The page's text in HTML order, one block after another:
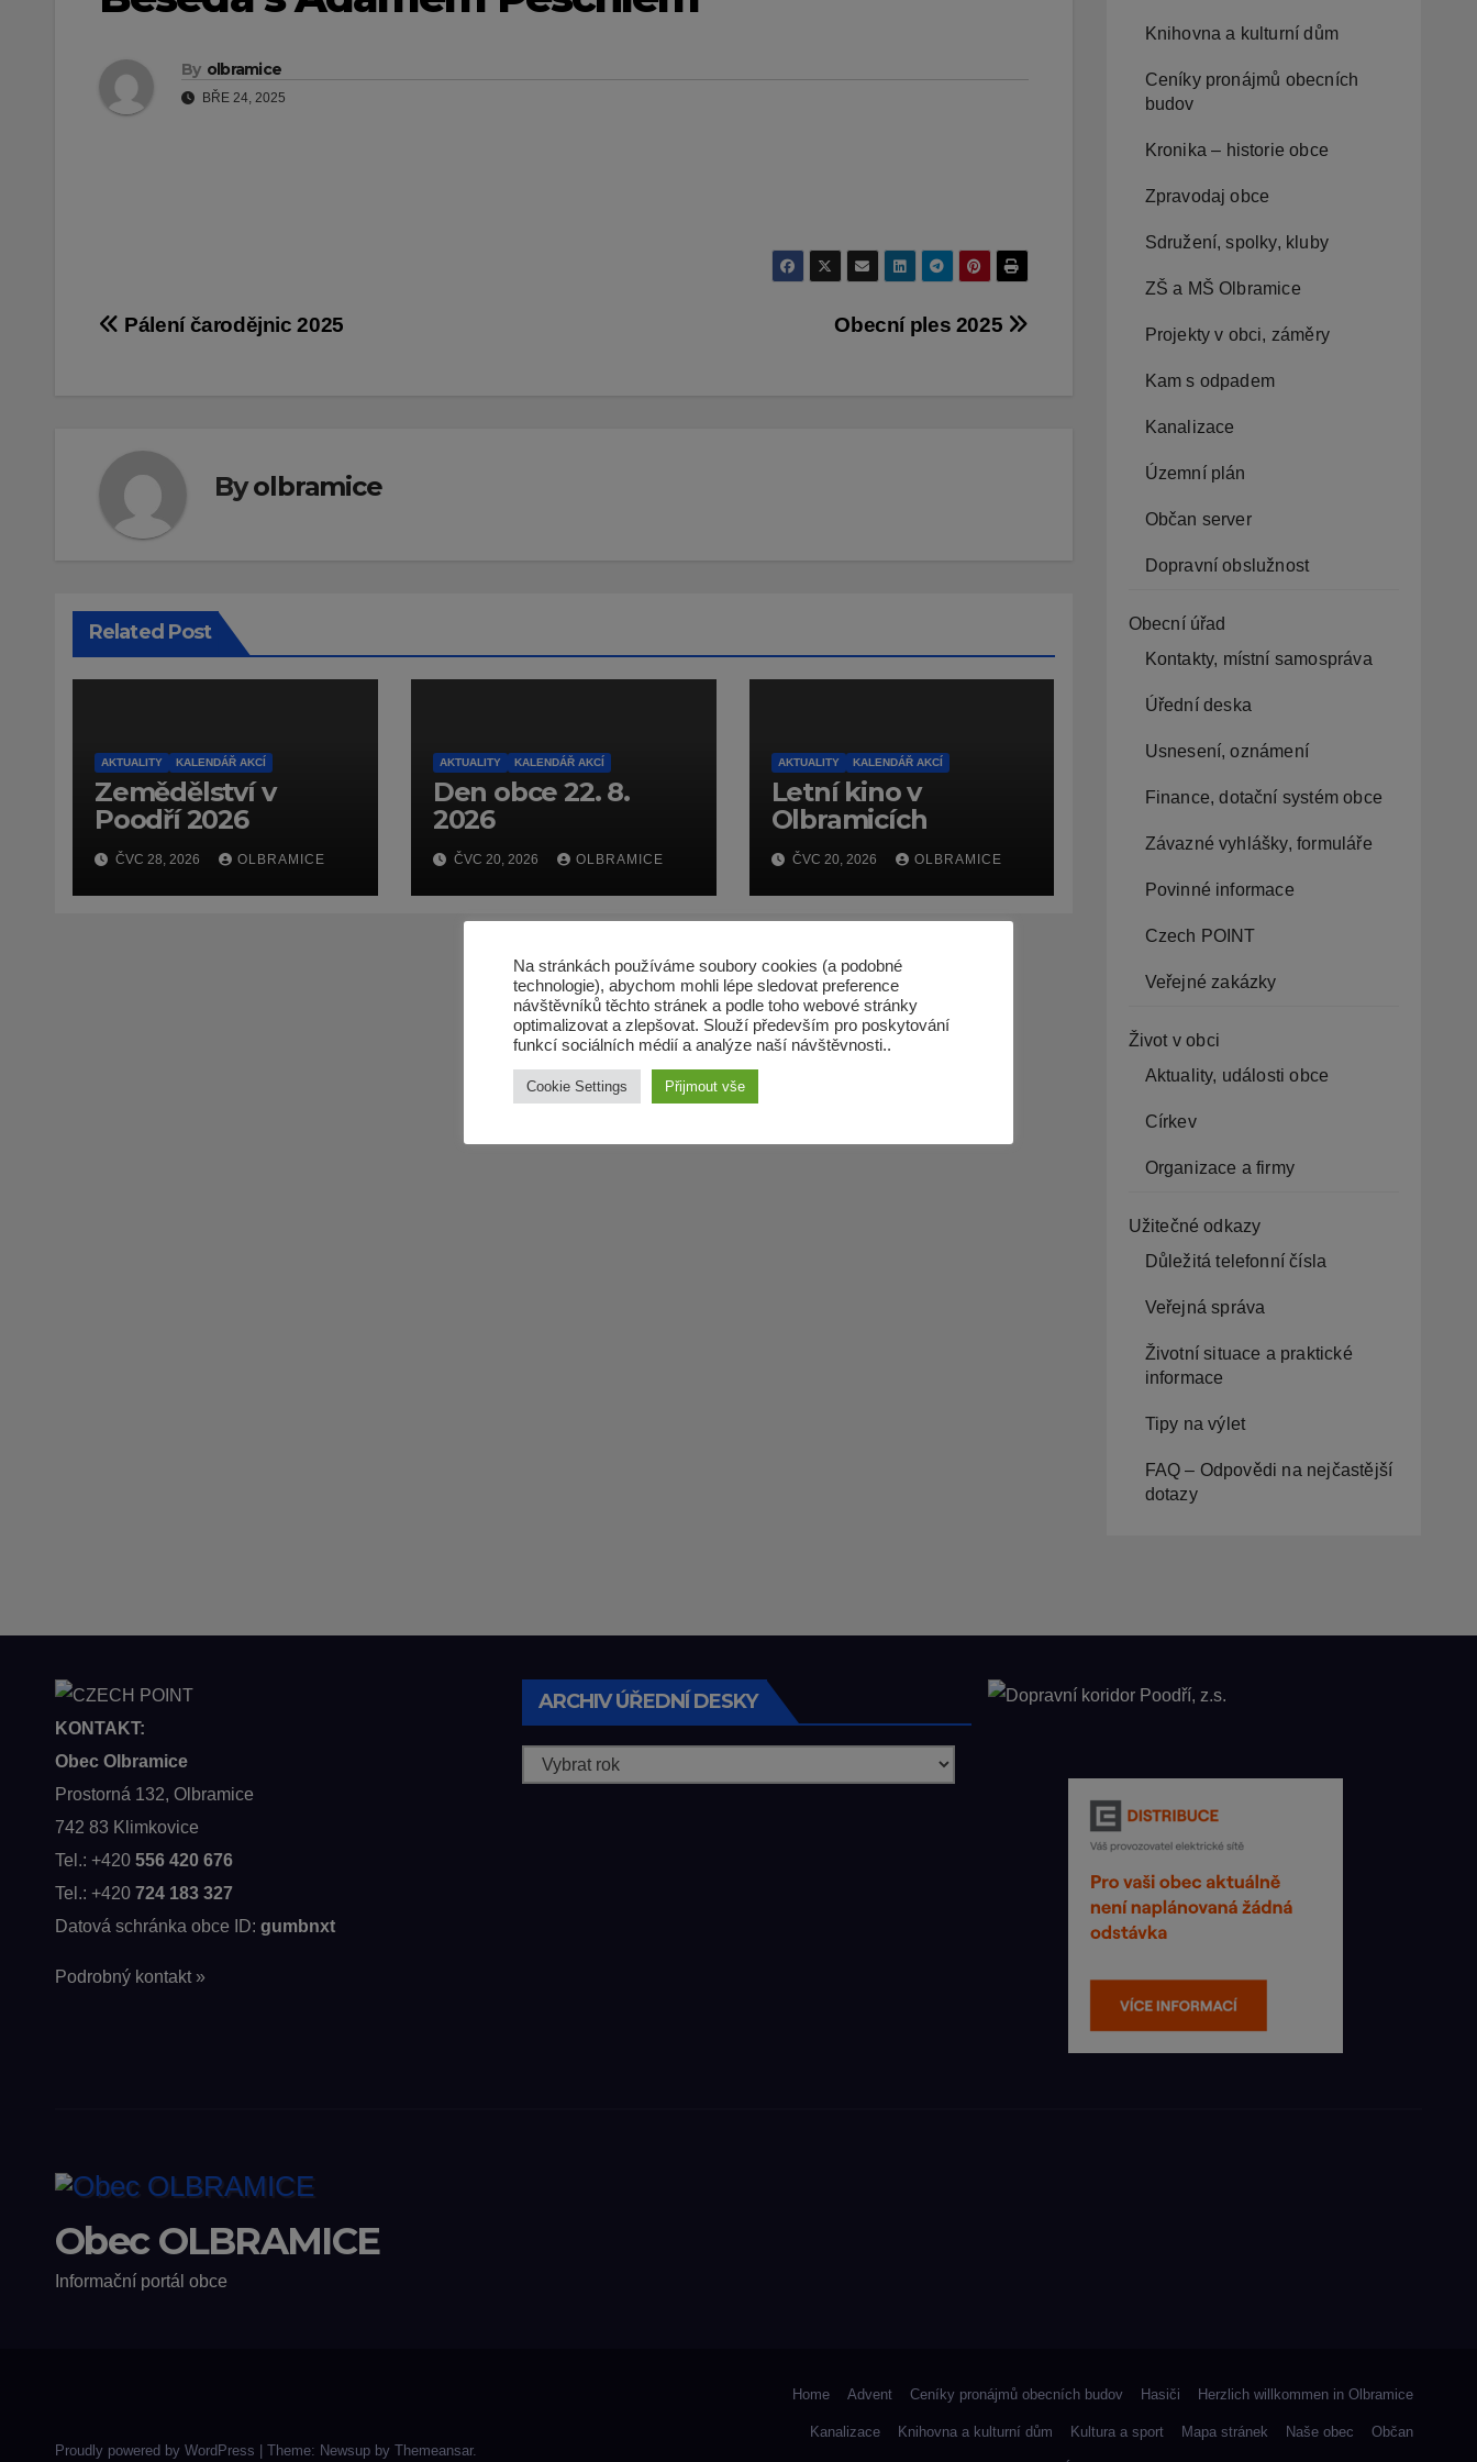
By olbramice
BŘE 24, 2025
Navigace
Obecní ples 2025
Pálení čarodějnic 2025
Byolbramice
Related Post
AKTUALITY KALENDÁŘ AKCÍ
Zemědělství v
Poodří 2026
ČVC 28, 2026 OLBRAMICE
AKTUALITY KALENDÁŘ AKCÍ
Den obce 22. 8.
2026
ČVC 20, 2026 OLBRAMICE
AKTUALITY KALENDÁŘ AKCÍ
Letní kino v
Olbramicích
ČVC 20, 2026 OLBRAMICE
Knihovna a kulturní dům
Ceníky pronájmů obecních
budov
Kronika – historie obce
Zpravodaj obce
Sdružení, spolky, kluby
ZŠ a MŠ Olbramice
Projekty v obci, záměry
Kam s odpadem
Kanalizace
Územní plán
Občan server
Dopravní obslužnost
Obecní úřad
Kontakty, místní samospráva
Úřední deska
Usnesení, oznámení
Finance, dotační systém obce
Závazné vyhlášky, formuláře
Povinné informace
Czech POINT
Veřejné zakázky
Život v obci
Aktuality, události obce
Církev
Organizace a firmy
Užitečné odkazy
Důležitá telefonní čísla
Veřejná správa
Životní situace a praktické
informace
Tipy na výlet
FAQ – Odpovědi na nejčastější
dotazy
KONTAKT:
Obec Olbramice
Prostorná 132, Olbramice
742 83 Klimkovice
Tel.: +420 556 420 676
Tel.: +420 724 183 327
Datová schránka obce ID: gumbnxt
Podrobný kontakt »
ARCHIV ÚŘEDNÍ DESKY
Obec OLBRAMICE
Informační portál obce
Proudly powered by WordPress Theme: Newsup by Themeansar.
Home Advent Ceníky pronájmů obecních budov Hasiči Herzlich willkommen in Olbramice
Kanalizace Knihovna a kulturní dům Kultura a sport Mapa stránek Naše obec Občan
Na stránkách používáme soubory cookies (a podobné
technologie), abychom mohli lépe sledovat preference
návštěvníků těchto stránek a podle toho webové stránky
optimalizovat a zlepšovat. Slouží především pro poskytování
funkcí sociálních médií a analýze naší návštěvnosti..
Cookie Settings Přijmout vše